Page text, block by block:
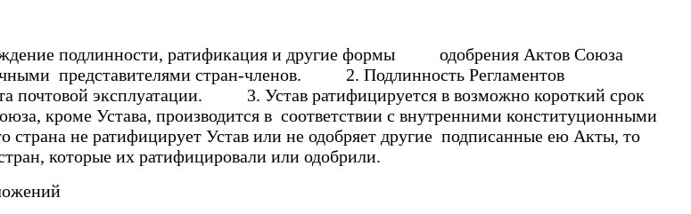
подлинности, ратификация и другие формы одобрения Актов Союза
представителями стран-членов. 2. Подлинность Регламентов
почтовой эксплуатации. 3. Устав ратифицируется в возможно короткий срок
Устава, производится в соответствии с внутренними конституционными
не ратифицирует Устав или не одобряет другие подписанные ею Акты, то
которые их ратифицировали или одобрили.